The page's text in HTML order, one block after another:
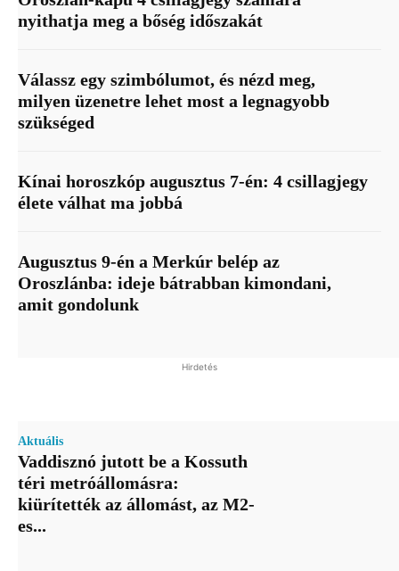
nyithatja meg a bőség időszakát
Válassz egy szimbólumot, és nézd meg,
milyen üzenetre lehet most a legnagyobb
szükséged
Kínai horoszkóp augusztus 7-én: 4 csillagjegy
élete válhat ma jobbá
Augusztus 9-én a Merkúr belép az
Oroszlánba: ideje bátrabban kimondani,
amit gondolunk
Hirdetés
Aktuális
Vaddisznó jutott be a Kossuth
téri metróállomásra:
kiürítették az állomást, az M2-
es...